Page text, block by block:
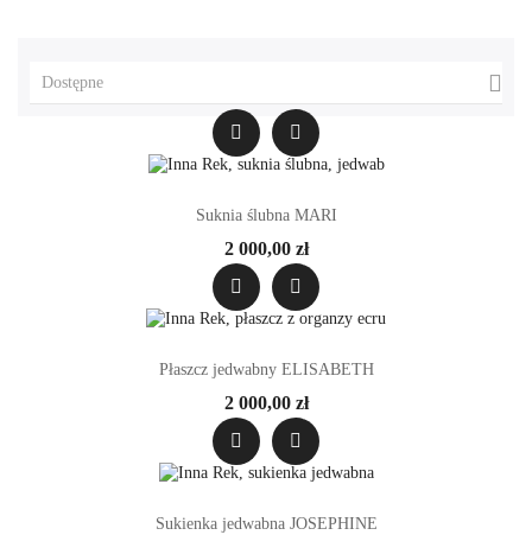
Dostępne 
Suknia ślubna MARI
2 000,00 zł
Płaszcz jedwabny ELISABETH
2 000,00 zł
Sukienka jedwabna JOSEPHINE